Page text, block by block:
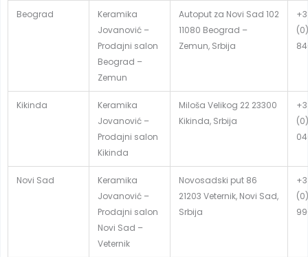
Beograd
Keramika
Jovanović –
Prodajni salon
Beograd –
Zemun
Autoput za Novi Sad 102
11080 Beograd –
Zemun, Srbija
Kikinda
Keramika
Jovanović –
Prodajni salon
Kikinda
Miloša Velikog 22 23300
Kikinda, Srbija
Novi Sad
Keramika
Jovanović –
Prodajni salon
Novi Sad –
Veternik
Novosadski put 86
21203 Veternik, Novi Sad,
Srbija